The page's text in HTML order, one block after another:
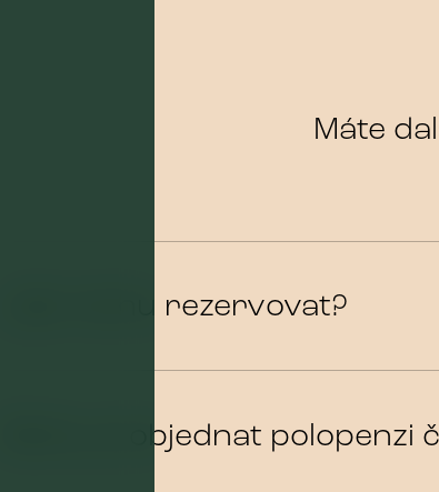
Máte
Jak mohu rezervovat?
Mohu si objednat polopenzi